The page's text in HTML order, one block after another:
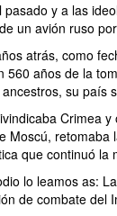
y a las
un avión ruso
atrás, como
años de la
su país
Crimea
Moscú,
que continuó la
lo leamos as:
de combate del